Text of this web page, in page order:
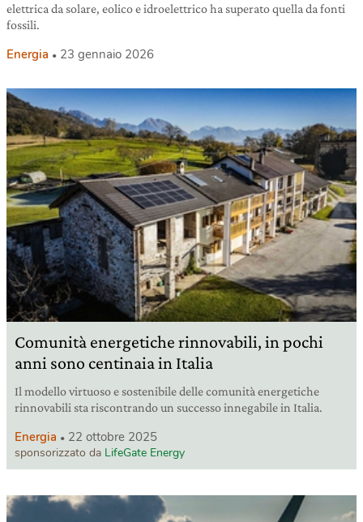
elettrica da solare, eolico e idroelettrico ha superato quella da fonti
fossili.
Energia 23 gennaio 2026
Comunità energetiche rinnovabili, in pochi
anni sono centinaia in Italia
Il modello virtuoso e sostenibile delle comunità energetiche
rinnovabili sta riscontrando un successo innegabile in Italia.
Energia 22 ottobre 2025
sponsorizzato da LifeGate Energy